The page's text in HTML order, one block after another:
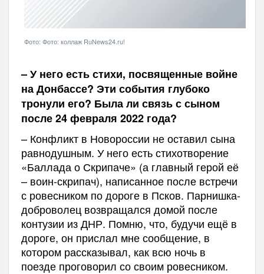
Фото: Фото: коллаж RuNews24.ru!
– У него есть стихи, посвященные войне
на Донбассе? Эти события глубоко
тронули его? Была ли связь с сыном
после 24 февраля 2022 года?
– Конфликт в Новороссии не оставил сына
равнодушным. У него есть стихотворение
«Баллада о Скрипаче» (а главный герой её
– воин-скрипач), написанное после встречи
с ровесником по дороге в Псков. Парнишка-
доброволец возвращался домой после
контузии из ДНР. Помню, что, будучи ещё в
дороге, он прислал мне сообщение, в
котором рассказывал, как всю ночь в
поезде проговорил со своим ровесником.